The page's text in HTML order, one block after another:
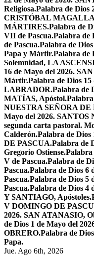
Religiosa.Palabra de Dios
CRISTÓBAL
MÁRTIRES.Palabra de
VII de Pascua.Palabra de
de Pascua.Palabra de
Papa y Mártir.Palabra de
Solemnidad, LA
16 de Mayo del 2026.
Mártir.Palabra de Dios
LABRADOR.Palabra de
MATÍAS, Apóstol.
NUESTRA SEÑORA
Mayo del 2026.
segunda carta pastoral.
Calderón.Palabra de
DE PASCUA.Palabra de
Gregorio Ostiense.Palabra
V de Pascua.Palabra de
Pascua.Palabra de Dios 6
Pascua.Palabra de Dios 5
Pascua.Palabra de Dios 4
Y SANTIAGO, Apóstoles.
V DOMINGO DE
2026. SAN ATANASIO,
de Dios 1 de Mayo del
OBRERO.Palabra de
Papa.
Jue. Ago 6th, 2026